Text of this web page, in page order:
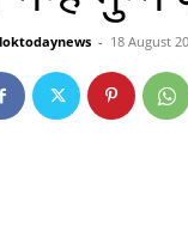
loktodaynews - 18 August